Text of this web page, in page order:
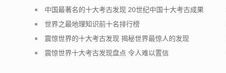
中国最著名的十大考古发现 20世纪中国十大考古成果
世界之最地理知识前十名排行榜
震惊世界的十大考古发现 揭秘世界最惊人的发现
震惊世界十大考古发现盘点 令人难以置信